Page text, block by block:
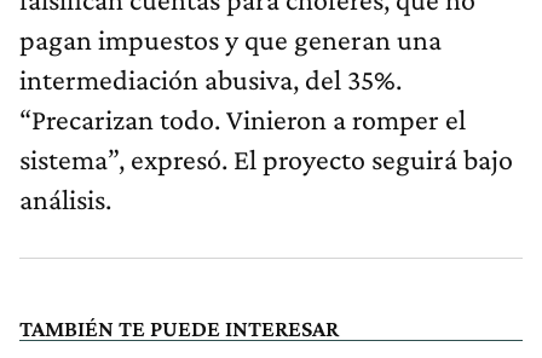
pagan impuestos y que generan una
intermediación abusiva, del 35%.
“Precarizan todo. Vinieron a romper el
sistema”, expresó. El proyecto seguirá bajo
análisis.
TAMBIÉN TE PUEDE INTERESAR